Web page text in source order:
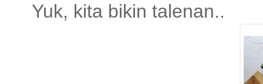
Yuk, kita bikin talenan..